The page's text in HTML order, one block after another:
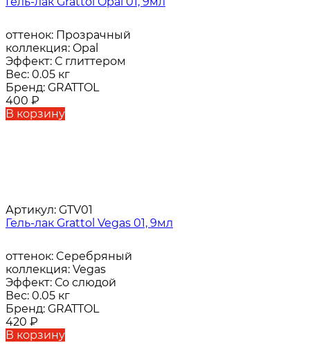
оттенок: Прозрачный
коллекция: Opal
Эффект: С глиттером
Вес: 0.05 кг
Бренд: GRATTOL
400 ₽
В корзину
Артикул: GTV01
Гель-лак Grattol Vegas 01, 9мл
оттенок: Cеребряный
коллекция: Vegas
Эффект: Со слюдой
Вес: 0.05 кг
Бренд: GRATTOL
420 ₽
В корзину